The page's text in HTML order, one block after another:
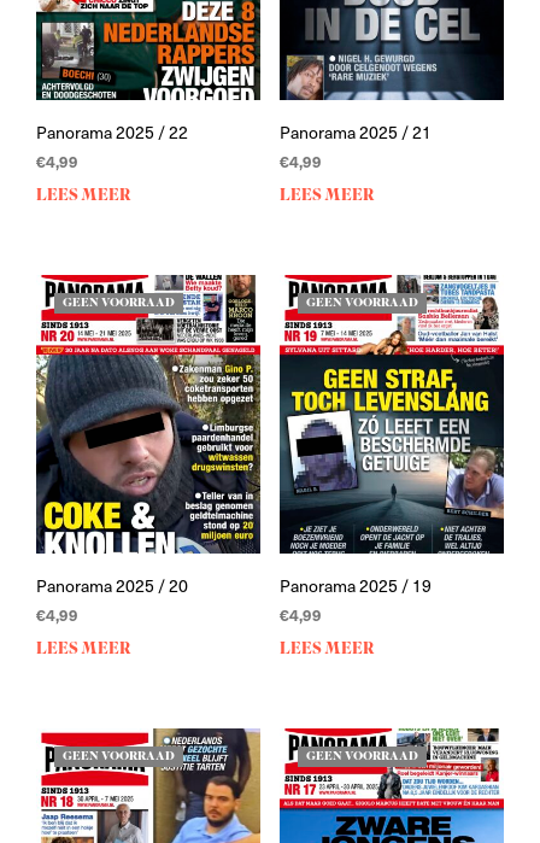
Panorama 2025 / 22
€4,99
LEES MEER
Panorama 2025 / 21
€4,99
LEES MEER
GEEN VOORRAAD
Panorama 2025 / 20
€4,99
LEES MEER
GEEN VOORRAAD
Panorama 2025 / 19
€4,99
LEES MEER
GEEN VOORRAAD GEEN VOORRAAD